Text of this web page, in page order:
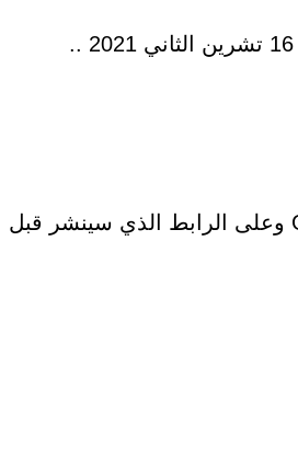
برنامج Google meet وعلى الرابط الذي سينشر قبل